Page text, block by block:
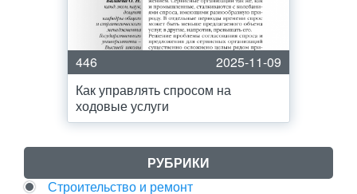
446
2025-11-09
Как управлять спросом на
ходовые услуги
РУБРИКИ
Строительство и ремонт